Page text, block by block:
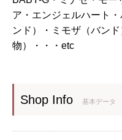
ア・エンジェルハート
ンド）・ミモザ（バン
物）・・・etc
Shop Info 基本データ